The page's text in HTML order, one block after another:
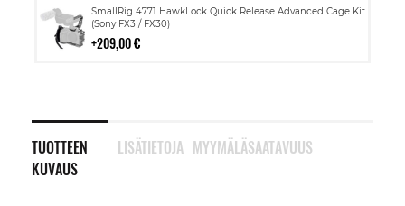
SmallRig 4771 HawkLock Quick Release Advanced Cage Kit
(Sony FX3 / FX30)
209,00 €
Lisää
ostoskoriin
TUOTTEEN
KUVAUS
LISÄTIETOJA MYYMÄLÄSAATAVUUS